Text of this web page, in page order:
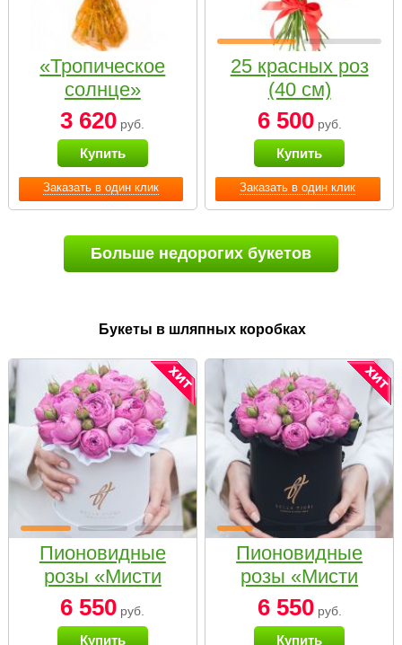
Заказать в один клик
«Тропическое
солнце»
3 620 руб.
Купить
Заказать в один клик
25 красных роз
(40 см)
6 500руб.
Купить
Больше недорогих букетов
Букеты в шляпных коробках
Пионовидные
розы «Мисти
бабблс» в белой
коробке Small
6 550 руб.
Купить
Пионовидные
розы «Мисти
бабблс» в
черной коробке
6 550руб.
Купить